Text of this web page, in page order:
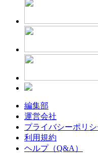
編集部
運営会社
プライバシーポリシ
利用規約
ヘルプ（Q&A）